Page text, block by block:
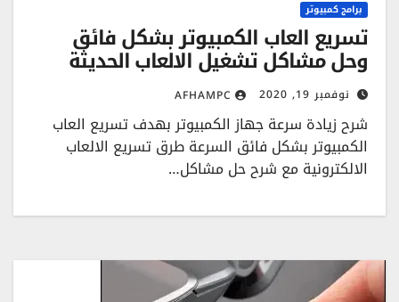
برامج كمبيوتر
تسريع العاب الكمبيوتر بشكل فائق
وحل مشاكل تشغيل الالعاب الحديثة
نوفمبر 19, 2020 AFHAMPC
شرح زيادة سرعة جهاز الكمبيوتر بهدف تسريع العاب
الكمبيوتر بشكل فائق السرعة طرق تسريع الالعاب
الالكترونية مع شرح حل مشاكل…